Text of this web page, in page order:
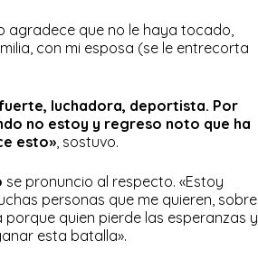
agradece que no le haya tocado,
con mi esposa (se le entrecorta
luchadora, deportista. Por
no estoy y regreso noto que ha
esto» , sostuvo.
se pronuncio al respecto. «Estoy
personas que me quieren, sobre
quien pierde las esperanzas y
esta batalla».